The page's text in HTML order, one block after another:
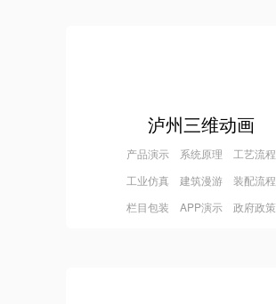
泸州三维动画
产品演示 系统原理 工艺流程
工业仿真 建筑漫游 装配流程
栏目包装 APP演示 政府政策